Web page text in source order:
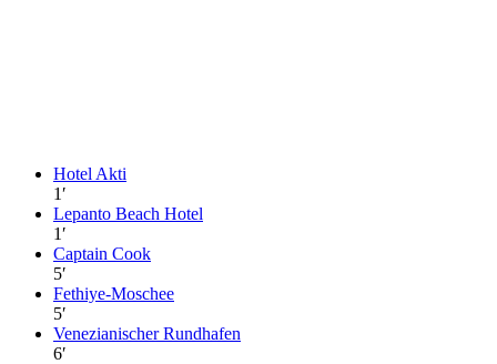
Hotel Akti
1′
Lepanto Beach Hotel
1′
Captain Cook
5′
Fethiye-Moschee
5′
Venezianischer Rundhafen
6′